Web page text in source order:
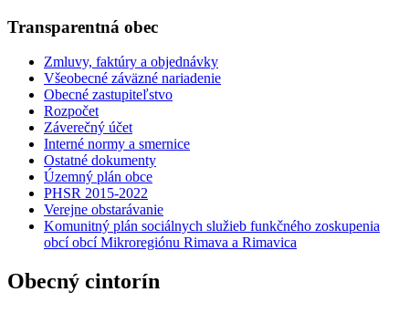
Transparentná obec
Zmluvy, faktúry a objednávky
Všeobecné záväzné nariadenie
Obecné zastupiteľstvo
Rozpočet
Záverečný účet
Interné normy a smernice
Ostatné dokumenty
Územný plán obce
PHSR 2015-2022
Verejne obstarávanie
Komunitný plán sociálnych služieb funkčného zoskupenia
obcí obcí Mikroregiónu Rimava a Rimavica
Obecný cintorín